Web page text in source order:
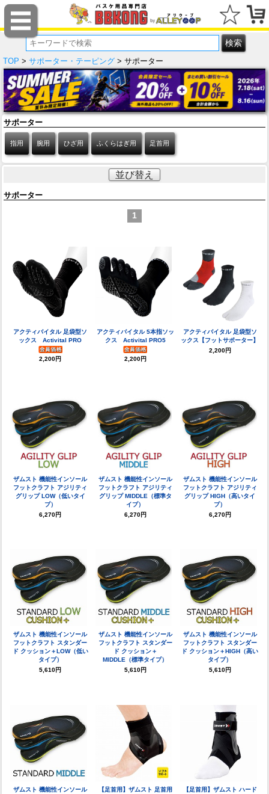
TOP > サポーター・テーピング > サポーター
サポーター
指用 腕用 ひざ用 ふくらはぎ用 足首用
並び替え
サポーター
1
アクティバイタル 足袋型ソ
ックス Activital PRO
2,200円
アクティバイタル 5本指ソッ
クス Activital PRO5
2,200円
アクティバイタル 足袋型ソ
ックス【フットサポーター】
2,200円
ザムスト 機能性インソール
フットクラフト アジリティ
グリップ LOW（低いタイ
プ）
6,270円
ザムスト 機能性インソール
フットクラフト アジリティ
グリップ MIDDLE（標準タ
イプ）
6,270円
ザムスト 機能性インソール
フットクラフト アジリティ
グリップ HIGH（高いタイ
プ）
6,270円
ザムスト 機能性インソール
フットクラフト スタンダー
ド クッション＋LOW（低い
タイプ）
5,610円
ザムスト 機能性インソール
フットクラフト スタンダー
ド クッション＋
MIDDLE（標準タイプ）
5,610円
ザムスト 機能性インソール
フットクラフト スタンダー
ド クッション＋HIGH（高い
タイプ）
5,610円
ザムスト 機能性インソール
【足首用】ザムスト 足首用
【足首用】ザムスト ハード